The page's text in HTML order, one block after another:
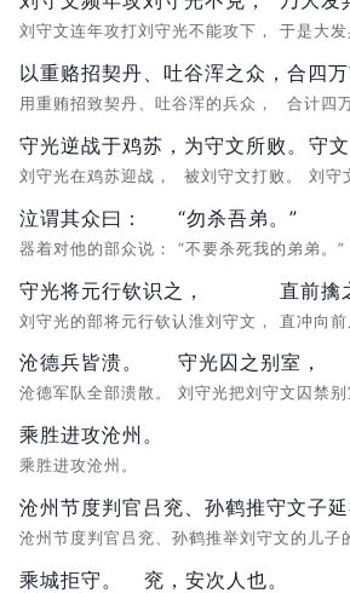
刘守文连年攻打刘守光不能攻下， 于是大发
以重赂招契丹、吐谷浑之众，
用重贿招致契丹、吐谷浑的兵众，
合四万
合计四
守光逆战于鸡苏，
刘守光在鸡苏迎战，
为守文所败。
被刘守文打败。
守
刘守
泣谓其众曰：
器着对他的部众说：
“勿杀吾弟。”
“不要杀死我的弟弟。”
守光将元行钦识之，
刘守光的部将元行钦认淮刘守文，
直前擒
直冲向
沧德兵皆溃。
沧德军队全部溃散。
守光囚之别室，
刘守光把刘守文囚禁别
乘胜进攻沧州。
乘胜进攻沧州。
沧州节度判官吕兖、孙鹤推守文子延
沧州节度判官吕兖、孙鹤推举刘守文的儿子
乘城拒守。 兖，安次人也。